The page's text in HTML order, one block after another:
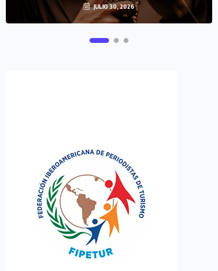
JULIO 30, 2026
JUNIO 29, 2026